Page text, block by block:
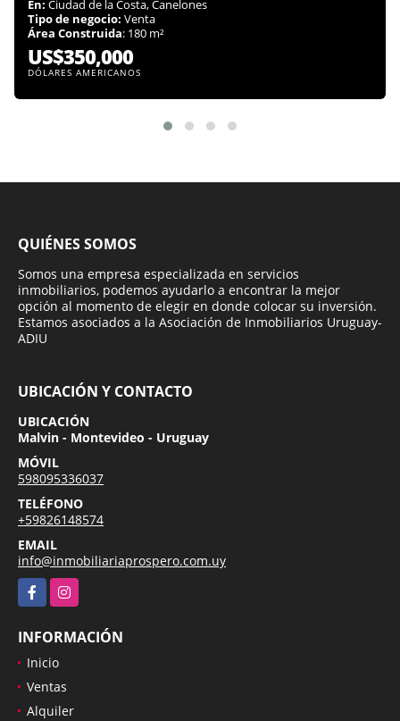
En: Ciudad de la Costa, Canelones
Tipo de negocio: Venta
Área Construida: 180 m²
US$350,000
DÓLARES AMERICANOS
QUIÉNES SOMOS
Somos una empresa especializada en servicios
inmobiliarios, podemos ayudarlo a encontrar la mejor
opción al momento de elegir en donde colocar su inversión.
Estamos asociados a la Asociación de Inmobiliarios Uruguay-
ADIU
UBICACIÓN Y CONTACTO
UBICACIÓN
Malvin - Montevideo - Uruguay
MÓVIL
598095336037
TELÉFONO
+59826148574
EMAIL
info@inmobiliariaprospero.com.uy
FacebookInstagram
INFORMACIÓN
Inicio
Ventas
Alquiler